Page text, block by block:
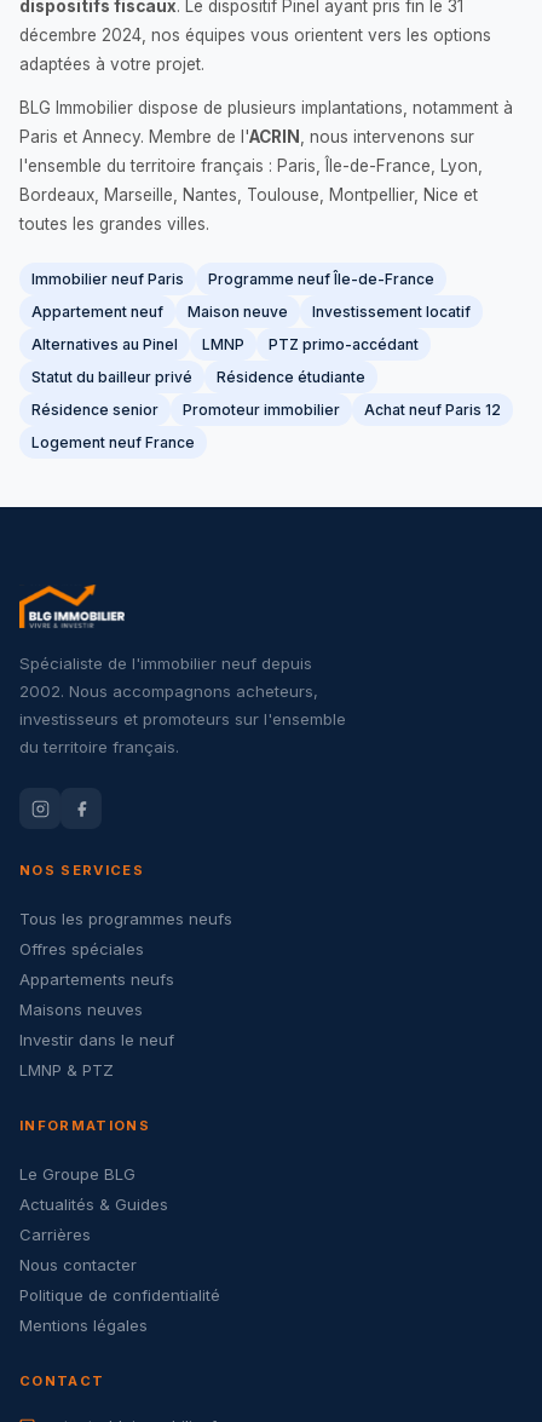
dispositifs fiscaux. Le dispositif Pinel ayant pris fin le 31
décembre 2024, nos équipes vous orientent vers les options
adaptées à votre projet.
BLG Immobilier dispose de plusieurs implantations, notamment à
Paris et Annecy. Membre de l'ACRIN
, nous intervenons sur
l'ensemble du territoire français : Paris, Île-de-France, Lyon,
Bordeaux, Marseille, Nantes, Toulouse, Montpellier, Nice et
toutes les grandes villes.
Immobilier neuf Paris
Programme neuf Île-de-France
Appartement neuf
Maison neuve
Investissement locatif
Alternatives au Pinel
LMNP
PTZ primo-accédant
Statut du bailleur privé
Résidence étudiante
Résidence senior
Promoteur immobilier
Achat neuf Paris 12
Logement neuf France
Spécialiste de l'immobilier neuf depuis
2002. Nous accompagnons acheteurs,
investisseurs et promoteurs sur l'ensemble
du territoire français.
NOS SERVICES
Tous les programmes neufs
Offres spéciales
Appartements neufs
Maisons neuves
Investir dans le neuf
LMNP & PTZ
INFORMATIONS
Le Groupe BLG
Actualités & Guides
Carrières
Nous contacter
Politique de confidentialité
Mentions légales
CONTACT